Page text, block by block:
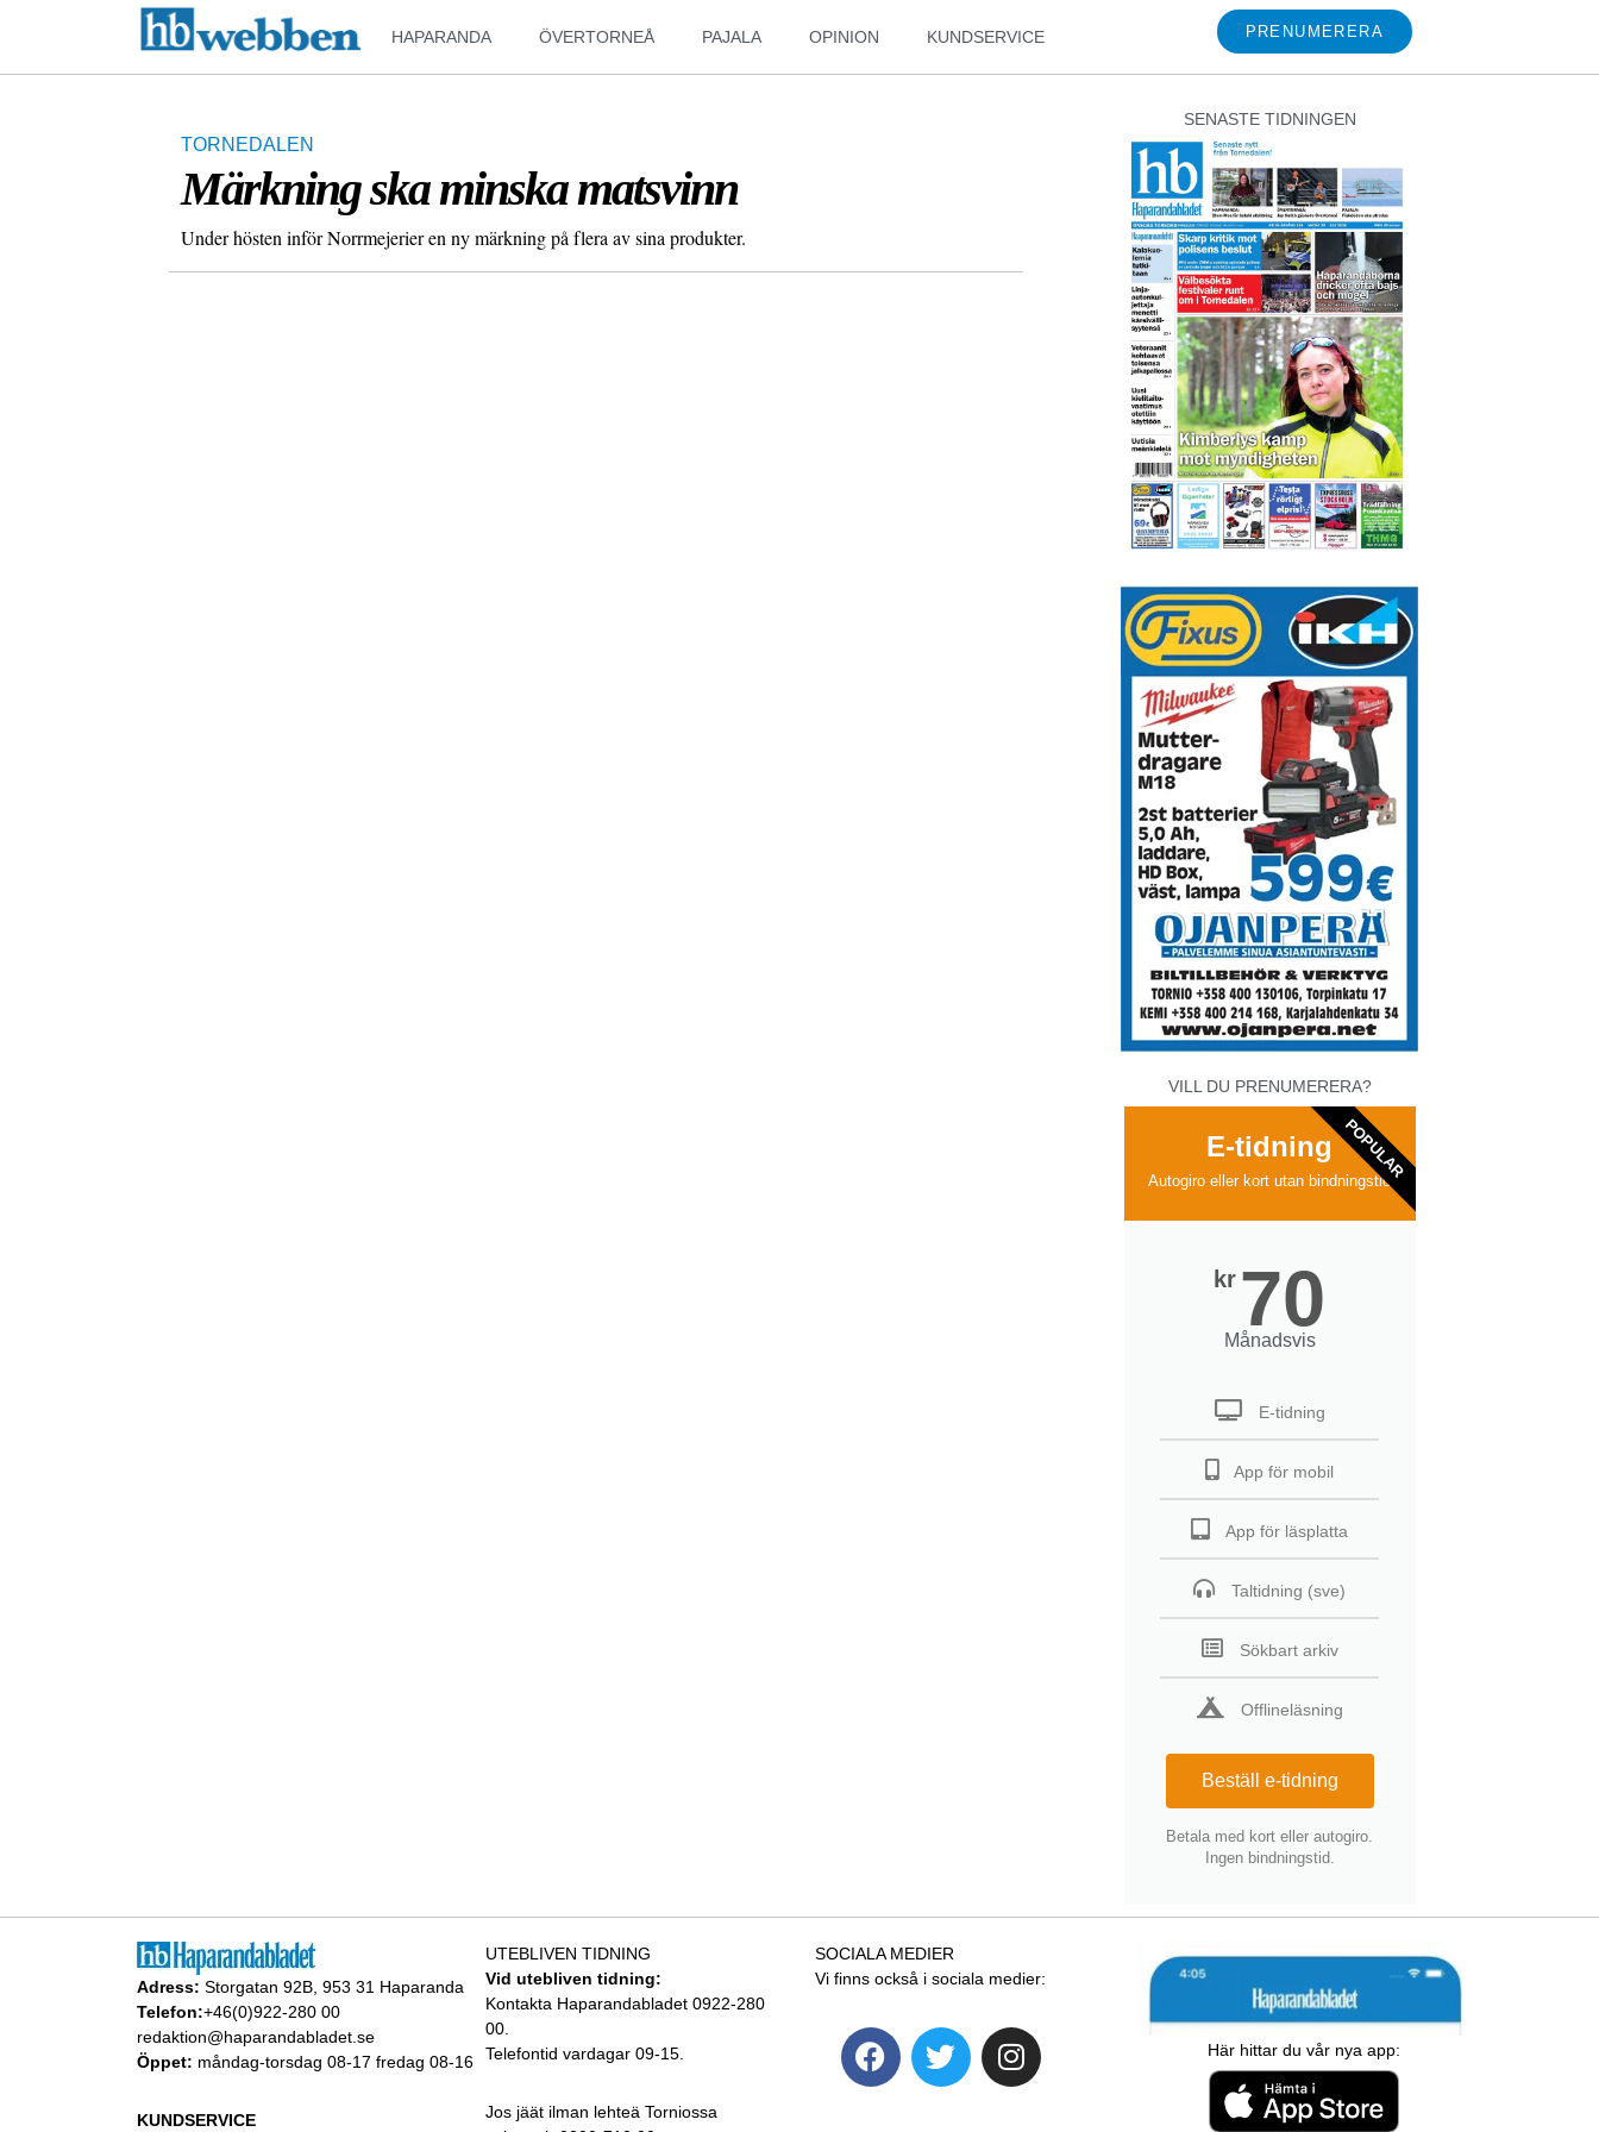
HAPARANDA ÖVERTORNEÅ PAJALA OPINION KUNDSERVICE PRENUMERERA
TORNEDALEN
Märkning ska minska matsvinn
Under hösten inför Norrmejerier en ny märkning på flera av sina produkter.
SENASTE TIDNINGEN
VILL DU PRENUMERERA?
E-tidning
Autogiro eller kort utan bindningstid
kr 70
Månadsvis
E-tidning
App för mobil
App för läsplatta
Taltidning (sve)
Sökbart arkiv
Offlineläsning
Beställ e-tidning
Betala med kort eller autogiro.
Ingen bindningstid.
POPULAR
Adress: Storgatan 92B, 953 31 Haparanda
Telefon:+46(0)922-280 00
redaktion@haparandabladet.se
Öppet: måndag-torsdag 08-17 fredag 08-16
KUNDSERVICE
UTEBLIVEN TIDNING
Vid utebliven tidning:
Kontakta Haparandabladet 0922-280
00.
Telefontid vardagar 09-15.
Jos jäät ilman lehteä Torniossa
SOCIALA MEDIER
Vi finns också i sociala medier:
Här hittar du vår nya app: